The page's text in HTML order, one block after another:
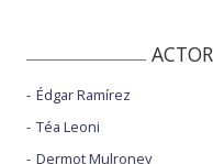
Édgar Ramírez
Téa Leoni
Dermot Mulroney